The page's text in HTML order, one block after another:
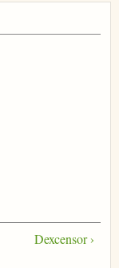
Dexcensor ›